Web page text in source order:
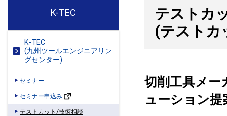
テストカ
(テストカ
切削工具メー
ューション
K-TEC
K-TEC
(九州ツールエンジニアリン
グセンター)
セミナー
セミナー申込み
テストカット/技術相談